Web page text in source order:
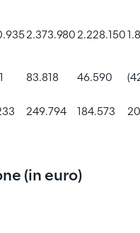
2.373.9802.228.150
83.818 46.590
249.794 184.573
(in euro)